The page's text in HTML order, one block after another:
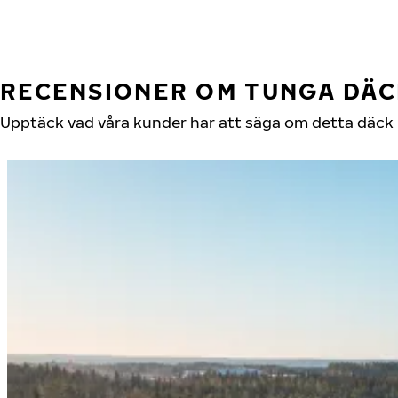
RECENSIONER OM TUNGA
Upptäck vad våra kunder har att säga om detta däck